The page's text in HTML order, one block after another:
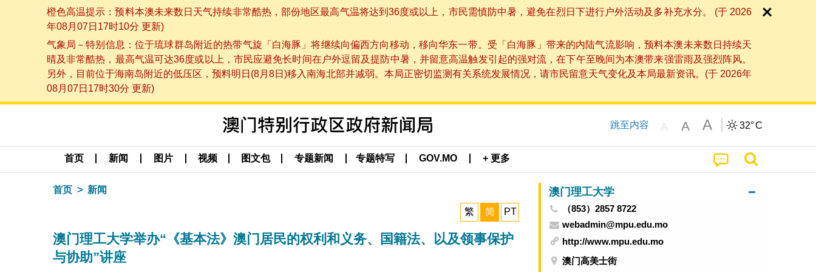
橙色高温提示：预料本澳未来数日天气持续非常酷热，部份地区最高气温将达到36度或以上，市民需慎防中暑，避免在烈日下进行户外活动及多补充水分。 (于 2026
年08月07日17时10分 更新)
气象局－特别信息：位于琉球群岛附近的热带气旋「白海豚」将继续向偏西方向移动，移向华东一带。受「白海豚」带来的内陆气流影响，预料本澳未来数日持续天
晴及非常酷热，最高气温可达36度或以上，市民应避免长时间在户外逗留及提防中暑，并留意高温触发引起的强对流，在下午至晚间为本澳带来强雷雨及强烈阵风。
另外，目前位于海南岛附近的低压区，预料明日(8月8日)移入南海北部并减弱。本局正密切监测有关系统发展情况，请市民留意天气变化及本局最新资讯。(于 2026年
08月07日17时30分 更新)
跳至内容 A A A 32°C
首页 新闻 图片 视频 图文包 专题新闻 专题特写 GOV.MO + 更多
首页 新闻
繁 简 PT
澳门理工大学举办“《基本法》澳门居民的权利和义务、国籍法、以及领事保护
与协助”讲座
澳门理工大学
（853）2857 8722
webadmin@mpu.edu.mo
http://www.mpu.edu.mo
澳门高美士街